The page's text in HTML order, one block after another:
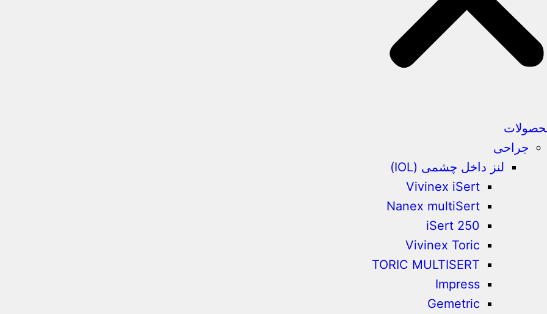
جراحی
لنز داخل چشمی (IOL)
Vivinex iSert
Nanex multiSert
iSert 250
Vivinex Toric
TORIC MULTISERT
Impress
Gemetric